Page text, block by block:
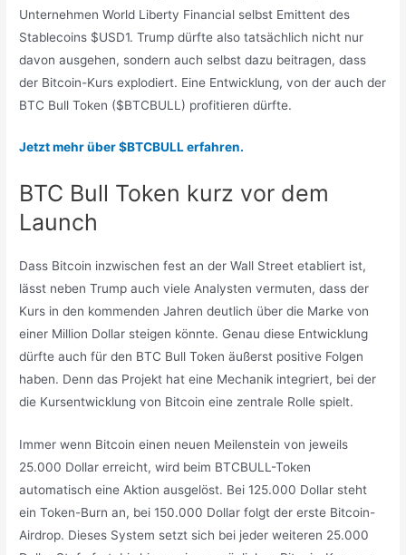
Unternehmen World Liberty Financial selbst Emittent des
Stablecoins $USD1. Trump dürfte also tatsächlich nicht nur
davon ausgehen, sondern auch selbst dazu beitragen, dass
der Bitcoin-Kurs explodiert. Eine Entwicklung, von der auch der
BTC Bull Token ($BTCBULL) profitieren dürfte.
Jetzt mehr über $BTCBULL erfahren.
BTC Bull Token kurz vor dem
Launch
Dass Bitcoin inzwischen fest an der Wall Street etabliert ist,
lässt neben Trump auch viele Analysten vermuten, dass der
Kurs in den kommenden Jahren deutlich über die Marke von
einer Million Dollar steigen könnte. Genau diese Entwicklung
dürfte auch für den BTC Bull Token äußerst positive Folgen
haben. Denn das Projekt hat eine Mechanik integriert, bei der
die Kursentwicklung von Bitcoin eine zentrale Rolle spielt.
Immer wenn Bitcoin einen neuen Meilenstein von jeweils
25.000 Dollar erreicht, wird beim BTCBULL-Token
automatisch eine Aktion ausgelöst. Bei 125.000 Dollar steht
ein Token-Burn an, bei 150.000 Dollar folgt der erste Bitcoin-
Airdrop. Dieses System setzt sich bei jeder weiteren 25.000